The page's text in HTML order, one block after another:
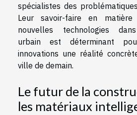
spécialistes des
Leur savoir-faire en matière
nouvelles technologies
urbain est déterminant
innovations une réalité
ville de demain.
Le futur de la
les matériaux